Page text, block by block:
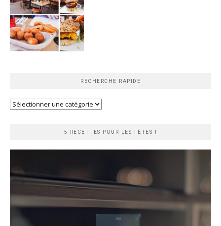
RECHERCHE RAPIDE
Recherche
5 RECETTES POUR LES FÊTES !